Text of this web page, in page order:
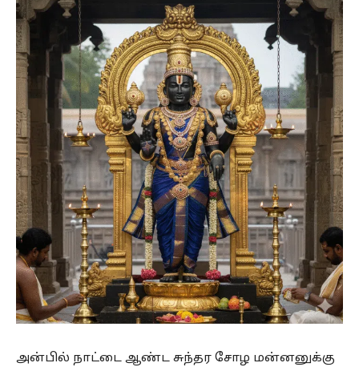
அன்பில் நாட்டை ஆண்ட சுந்தர சோழ மன்னனுக்கு